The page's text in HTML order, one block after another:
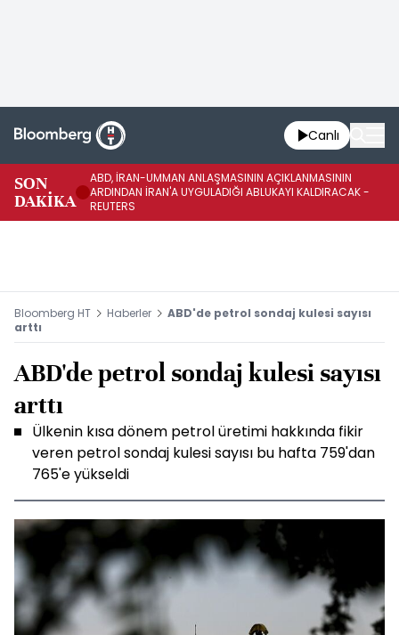
Canlı
SON
DAKİKA
ABD, İRAN-UMMAN ANLAŞMASININ AÇIKLANMASININ
ARDINDAN İRAN'A UYGULADIĞI ABLUKAYI KALDIRACAK -
REUTERS
Bloomberg HT Haberler
ABD'de petrol sondaj kulesi sayısı
arttı
ABD'de petrol sondaj kulesi sayısı
arttı
Ülkenin kısa dönem petrol üretimi hakkında fikir
veren petrol sondaj kulesi sayısı bu hafta 759'dan
765'e yükseldi